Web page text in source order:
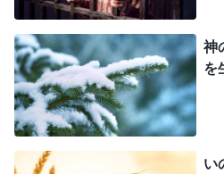
もっとお金を搾り取る別の
す。彼らが現場へお出まし
駆け回り、食事や飲み物を
たものでした。さらに、そ
何かと理由をつけて、私に
行させさえしました。その
神
を
い